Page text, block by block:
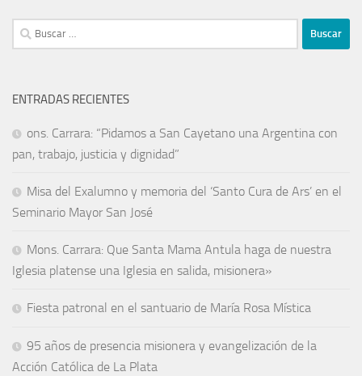
ENTRADAS RECIENTES
ons. Carrara: “Pidamos a San Cayetano una Argentina con
pan, trabajo, justicia y dignidad”
Misa del Exalumno y memoria del ‘Santo Cura de Ars’ en el
Seminario Mayor San José
Mons. Carrara: Que Santa Mama Antula haga de nuestra
Iglesia platense una Iglesia en salida, misionera»
Fiesta patronal en el santuario de María Rosa Mística
95 años de presencia misionera y evangelización de la
Acción Católica de La Plata